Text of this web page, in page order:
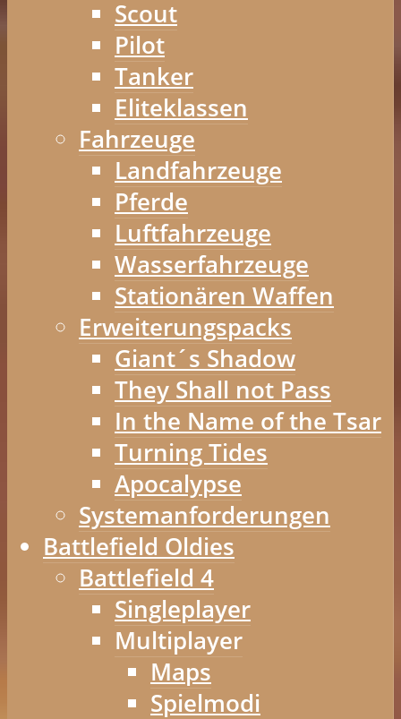
Scout
Pilot
Tanker
Eliteklassen
Fahrzeuge
Landfahrzeuge
Pferde
Luftfahrzeuge
Wasserfahrzeuge
Stationären Waffen
Erweiterungspacks
Giant´s Shadow
They Shall not Pass
In the Name of the Tsar
Turning Tides
Apocalypse
Systemanforderungen
Battlefield Oldies
Battlefield 4
Singleplayer
Multiplayer
Maps
Spielmodi